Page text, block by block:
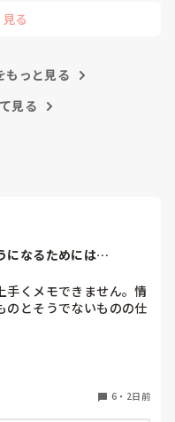
ています。
、患者のことがわから
だから、未経験なこと
ある反面、ペアの先輩
人はのんびり記録して
も、「記録終わってな
あまり感じられず…これ
かな？とも思いました
た。。。時代柄でしょ
ゃありません。
と業務量に見合った、
とりが欲しいです。
それに人手が足りないの
は昔の人間なので、昔は
全員に目を配れる人が沢
⁉️そういう事と思います
る
もっと見る
見る
になるためには…
手くメモできません。情
のとそうでないものの仕
逃してしまいます。何
。
6 ・ 2日前